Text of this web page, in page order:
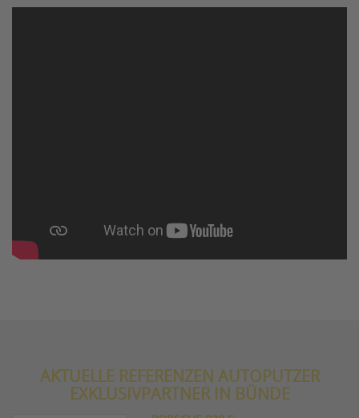
AKTUELLE REFERENZEN AUTOPUTZER
EXKLUSIVPARTNER IN BÜNDE